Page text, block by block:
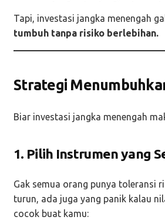
Tapi, investasi jangka menengah
tumbuh tanpa risiko berlebihan.
Strategi
Biar investasi jangka menengah
1. Pilih Instrumen yang
Gak semua orang punya toleransi
turun, ada juga yang panik kalau
cocok buat kamu: